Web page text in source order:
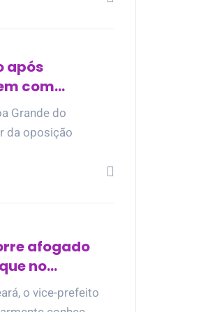
após
com
Grande
Grande do
da oposição
afogado
no
o vice-prefeito